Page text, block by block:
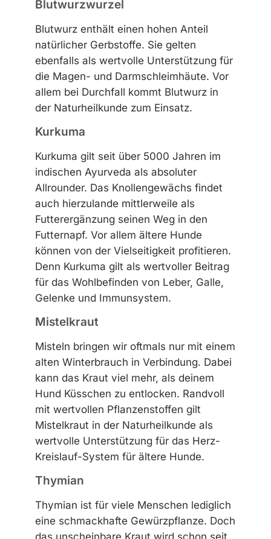
Blutwurzwurzel
Blutwurz enthält einen hohen Anteil
natürlicher Gerbstoffe. Sie gelten
ebenfalls als wertvolle Unterstützung für
die Magen- und Darmschleimhäute. Vor
allem bei Durchfall kommt Blutwurz in
der Naturheilkunde zum Einsatz.
Kurkuma
Kurkuma gilt seit über 5000 Jahren im
indischen Ayurveda als absoluter
Allrounder. Das Knollengewächs findet
auch hierzulande mittlerweile als
Futterergänzung seinen Weg in den
Futternapf. Vor allem ältere Hunde
können von der Vielseitigkeit profitieren.
Denn Kurkuma gilt als wertvoller Beitrag
für das Wohlbefinden von Leber, Galle,
Gelenke und Immunsystem.
Mistelkraut
Misteln bringen wir oftmals nur mit einem
alten Winterbrauch in Verbindung. Dabei
kann das Kraut viel mehr, als deinem
Hund Küsschen zu entlocken. Randvoll
mit wertvollen Pflanzenstoffen gilt
Mistelkraut in der Naturheilkunde als
wertvolle Unterstützung für das Herz-
Kreislauf-System für ältere Hunde.
Thymian
Thymian ist für viele Menschen lediglich
eine schmackhafte Gewürzpflanze. Doch